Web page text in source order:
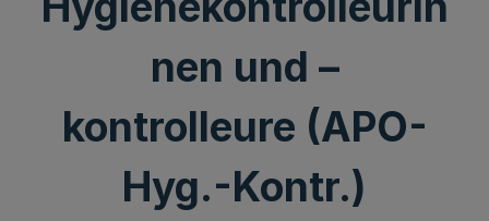
nen und –
kontrolleure (APO-
Hyg.-Kontr.)